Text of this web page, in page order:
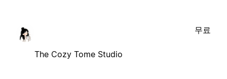
The Cozy Tome Studio
무료